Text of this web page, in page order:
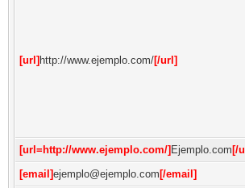
[url] http://www.ejemplo.com/[/url]
[url=http://www.ejemplo.com/] Ejemplo.com [/
[email]ejemplo@ejemplo.com [/email]